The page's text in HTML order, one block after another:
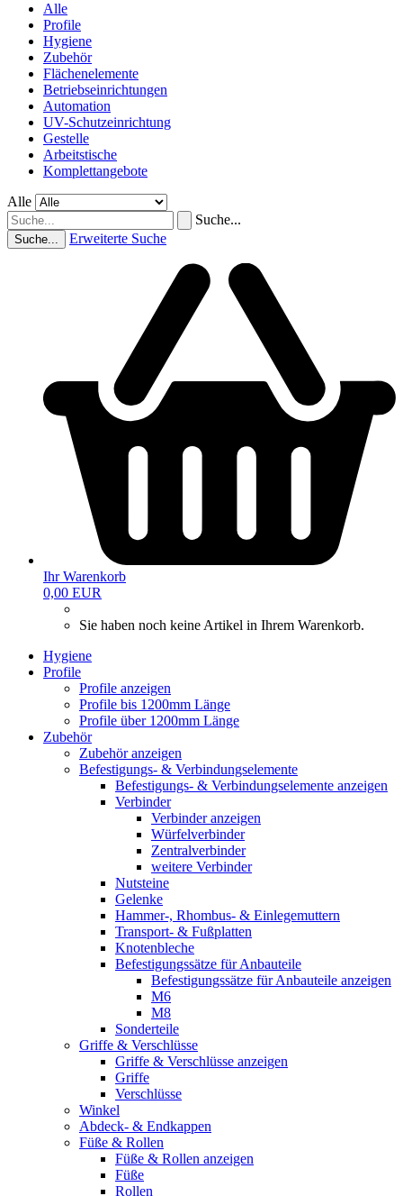
Alle
Profile
Hygiene
Zubehör
Flächenelemente
Betriebseinrichtungen
Automation
UV-Schutzeinrichtung
Gestelle
Arbeitstische
Komplettangebote
Alle
Suche...
Suche... Erweiterte Suche
Ihr Warenkorb
0,00 EUR
Sie haben noch keine Artikel in Ihrem Warenkorb.
Hygiene
Profile
Profile anzeigen
Profile bis 1200mm Länge
Profile über 1200mm Länge
Zubehör
Zubehör anzeigen
Befestigungs- & Verbindungselemente
Befestigungs- & Verbindungselemente anzeigen
Verbinder
Verbinder anzeigen
Würfelverbinder
Zentralverbinder
weitere Verbinder
Nutsteine
Gelenke
Hammer-, Rhombus- & Einlegemuttern
Transport- & Fußplatten
Knotenbleche
Befestigungssätze für Anbauteile
Befestigungssätze für Anbauteile anzeigen
M6
M8
Sonderteile
Griffe & Verschlüsse
Griffe & Verschlüsse anzeigen
Griffe
Verschlüsse
Winkel
Abdeck- & Endkappen
Füße & Rollen
Füße & Rollen anzeigen
Füße
Rollen